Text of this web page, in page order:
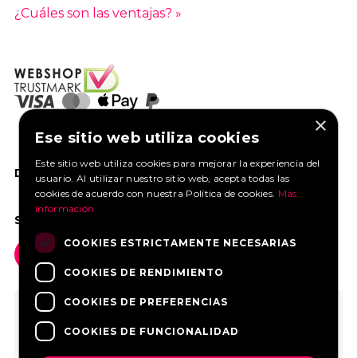
¿Cuáles son las ventajas? »
DANOS UN ME GUSTA EN FACEBOOK
SOCIAL MEDIA
×
Ese sitio web utiliza cookies
Este sitio web utiliza cookies para mejorar la experiencia del
usuario. Al utilizar nuestro sitio web, acepta todas las
cookies de acuerdo con nuestra Política de cookies. Más
información
COOKIES ESTRICTAMENTE NECESARIAS
COOKIES DE RENDIMIENTO
COOKIES DE PREFERENCIAS
COOKIES DE FUNCIONALIDAD